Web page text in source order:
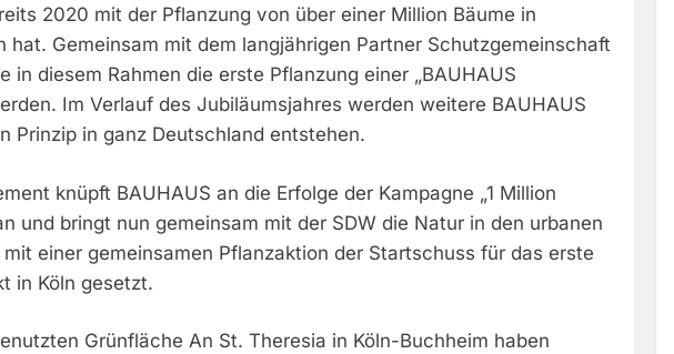
6. August 2026
Bundespolizeidirektion München: Update Zu Den Einsatzmaßnahmen Der
5. August 2026
Bundespolizeidirektion München: Beinahekollision An Bahnübergang In Aubing /
Gefährlichen Eingriffs In Den Bahnverkehr
5. August 2026
2020 mit der Pflanzung von über einer Million Bäume in
hat. Gemeinsam mit dem langjährigen Partner Schutzgemeinschaft
in diesem Rahmen die erste Pflanzung einer „BAUHAUS
Im Verlauf des Jubiläumsjahres werden weitere BAUHAUS
Prinzip in ganz Deutschland entstehen.
knüpft BAUHAUS an die Erfolge der Kampagne „1 Million
und bringt nun gemeinsam mit der SDW die Natur in den urbanen
einer gemeinsamen Pflanzaktion der Startschuss für das erste
in Köln gesetzt.
Grünfläche An St. Theresia in Köln-Buchheim haben